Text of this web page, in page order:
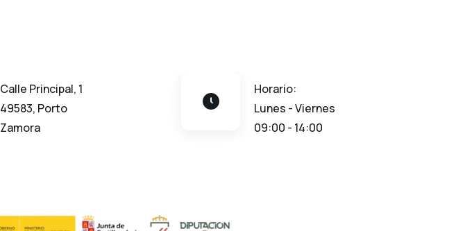
Calle Principal, 1
49583, Porto
Zamora
Horario:
Lunes - Viernes
09:00 - 14:00